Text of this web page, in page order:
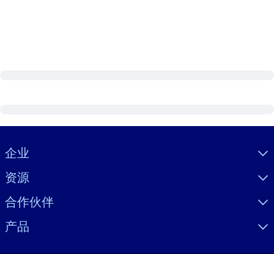
Visually hidden Text
企业
资源
合作伙伴
产品